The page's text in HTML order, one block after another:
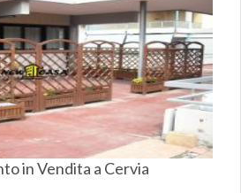
in Vendita a Cervia